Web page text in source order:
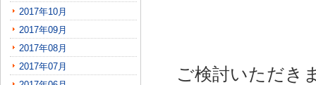
2017年10月
2017年09月
2017年08月
2017年07月
ご検討いただき